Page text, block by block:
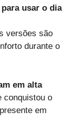
usar o dia
versões são
durante o
em alta
conquistou o
em